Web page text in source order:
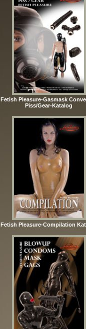
Fetish Pleasure-Gasmask
Piss/Gear-Katalog
Fetish Pleasure-Compilation